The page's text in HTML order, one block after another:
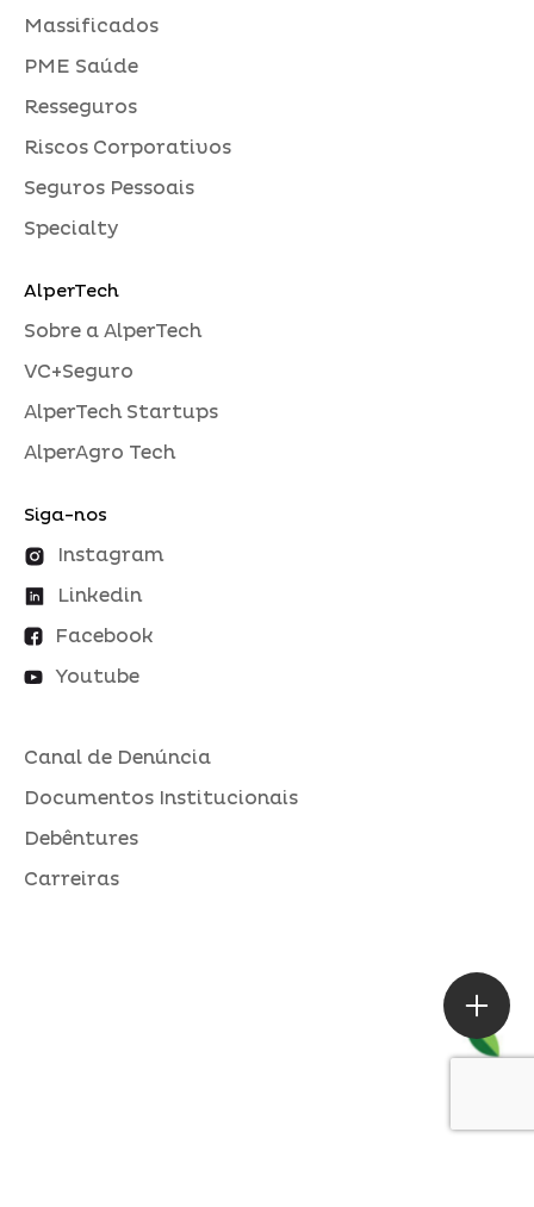
Massificados
PME Saúde
Resseguros
Riscos Corporativos
Seguros Pessoais
Specialty
AlperTech
Sobre a AlperTech
VC+Seguro
AlperTech Startups
AlperAgro Tech
Siga-nos
Instagram
Linkedin
Facebook
Youtube
Canal de Denúncia
Documentos Institucionais
Debêntures
Carreiras